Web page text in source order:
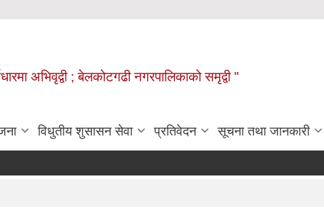
अभिवृद्वी ; बेलकोटगढी नगरपालिकाको समृद्वी "
विधुतीय शुसासन सेवा प्रतिवेदन सूचना तथा जानकारी